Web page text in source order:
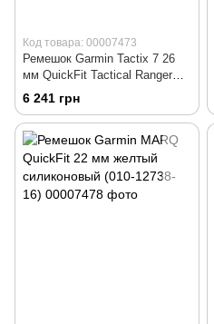
Код товара: 00007473
Ремешок Garmin Tactix 7 26
мм QuickFit Tactical Ranger
Green Nylon 010-13010-10
6 241 грн